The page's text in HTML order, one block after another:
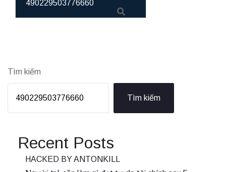
Tìm kiếm
Tìm kiếm
Recent Posts
HACKED BY ANTONKILL